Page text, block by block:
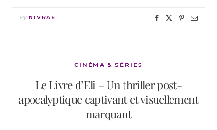
By NIVRAE
CINÉMA & SÉRIES
Le Livre d’Eli – Un thriller post-
apocalyptique captivant et visuellement
marquant